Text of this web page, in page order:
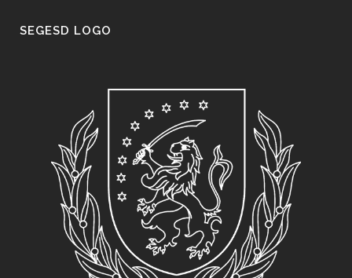
SEGESD LOGO